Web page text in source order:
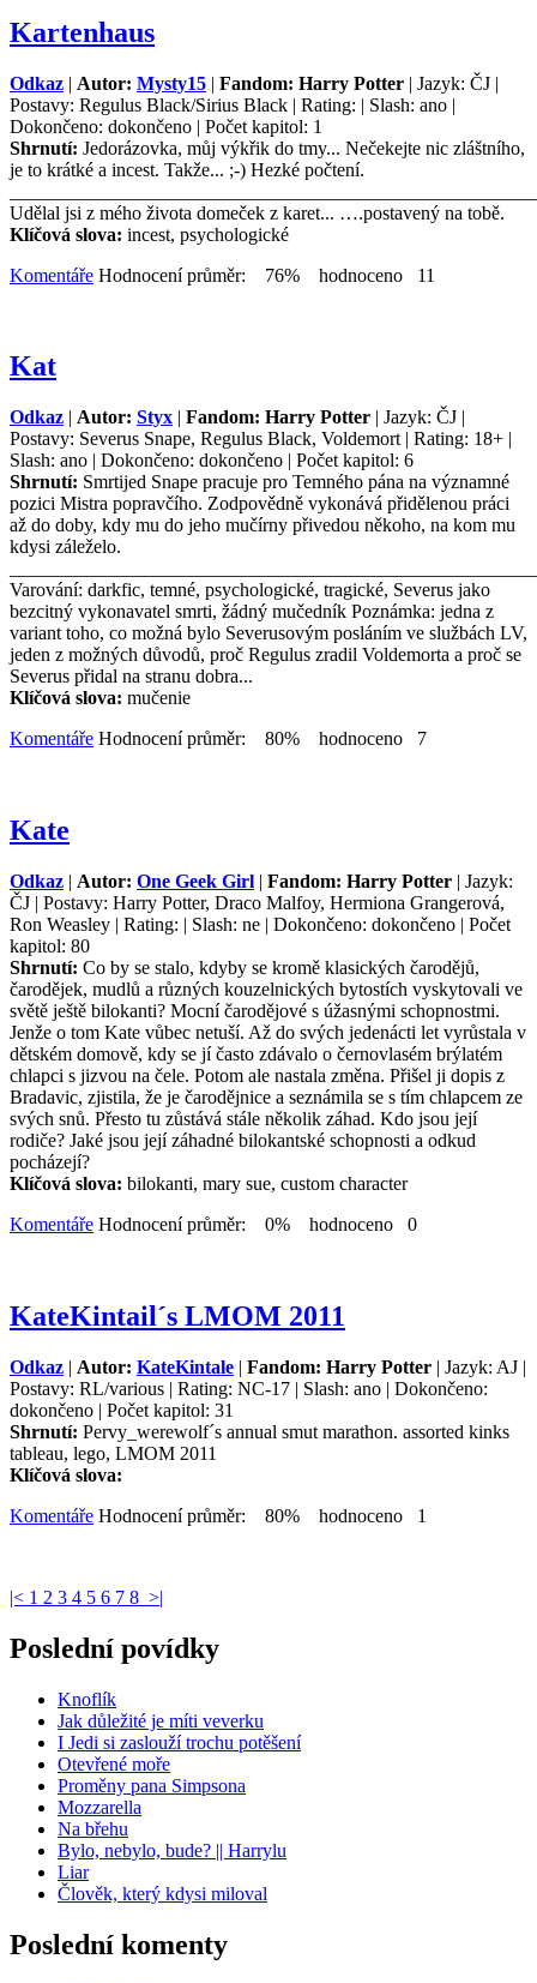
Kartenhaus
Odkaz | Autor: Mysty15 | Fandom: Harry Potter | Jazyk: ČJ |
Postavy: Regulus Black/Sirius Black | Rating: | Slash: ano |
Dokončeno: dokončeno | Počet kapitol: 1
Shrnutí: Jedorázovka, můj výkřik do tmy... Nečekejte nic zláštního,
je to krátké a incest. Takže... ;-) Hezké počtení.
Udělal jsi z mého života domeček z karet... ….postavený na tobě.
Klíčová slova: incest, psychologické
Komentáře Hodnocení průměr: 76% hodnoceno 11
Kat
Odkaz | Autor: Styx | Fandom: Harry Potter | Jazyk: ČJ |
Postavy: Severus Snape, Regulus Black, Voldemort | Rating: 18+ |
Slash: ano | Dokončeno: dokončeno | Počet kapitol: 6
Shrnutí: Smrtijed Snape pracuje pro Temného pána na významné
pozici Mistra popravčího. Zodpovědně vykonává přidělenou práci
až do doby, kdy mu do jeho mučírny přivedou někoho, na kom mu
kdysi záleželo.
Varování: darkfic, temné, psychologické, tragické, Severus jako
bezcitný vykonavatel smrti, žádný mučedník Poznámka: jedna z
variant toho, co možná bylo Severusovým posláním ve službách LV,
jeden z možných důvodů, proč Regulus zradil Voldemorta a proč se
Severus přidal na stranu dobra...
Klíčová slova: mučenie
Komentáře Hodnocení průměr: 80% hodnoceno 7
Kate
Odkaz | Autor: One Geek Girl | Fandom: Harry Potter | Jazyk:
ČJ | Postavy: Harry Potter, Draco Malfoy, Hermiona Grangerová,
Ron Weasley | Rating: | Slash: ne | Dokončeno: dokončeno | Počet
kapitol: 80
Shrnutí: Co by se stalo, kdyby se kromě klasických čarodějů,
čarodějek, mudlů a různých kouzelnických bytostích vyskytovali ve
světě ještě bilokanti? Mocní čarodějové s úžasnými schopnostmi.
Jenže o tom Kate vůbec netuší. Až do svých jedenácti let vyrůstala v
dětském domově, kdy se jí často zdávalo o černovlasém brýlatém
chlapci s jizvou na čele. Potom ale nastala změna. Přišel ji dopis z
Bradavic, zjistila, že je čarodějnice a seznámila se s tím chlapcem ze
svých snů. Přesto tu zůstává stále několik záhad. Kdo jsou její
rodiče? Jaké jsou její záhadné bilokantské schopnosti a odkud
pocházejí?
Klíčová slova: bilokanti, mary sue, custom character
Komentáře Hodnocení průměr: 0% hodnoceno 0
KateKintail´s LMOM 2011
Odkaz | Autor: KateKintale | Fandom: Harry Potter | Jazyk: AJ |
Postavy: RL/various | Rating: NC-17 | Slash: ano | Dokončeno:
dokončeno | Počet kapitol: 31
Shrnutí: Pervy_werewolf´s annual smut marathon. assorted kinks
tableau, lego, LMOM 2011
Klíčová slova:
Komentáře Hodnocení průměr: 80% hodnoceno 1
|< 1 2 3 4 5 6 7 8 >|
Poslední povídky
Knoflík
Jak důležité je míti veverku
I Jedi si zaslouží trochu potěšení
Otevřené moře
Proměny pana Simpsona
Mozzarella
Na břehu
Bylo, nebylo, bude? || Harrylu
Liar
Člověk, který kdysi miloval
Poslední komenty